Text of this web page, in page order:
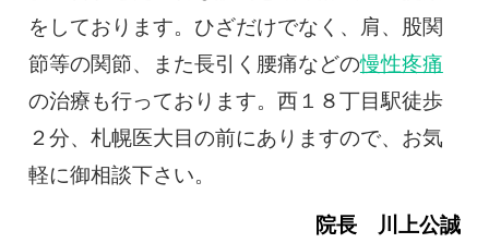
をしております。ひざだけでなく、肩、股関
節等の関節、また長引く腰痛などの慢性疼痛
の治療も行っております。西１８丁目駅徒歩
２分、札幌医大目の前にありますので、お気
軽に御相談下さい。
院長 川上公誠